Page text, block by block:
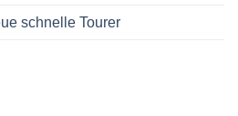
schnelle Tourer